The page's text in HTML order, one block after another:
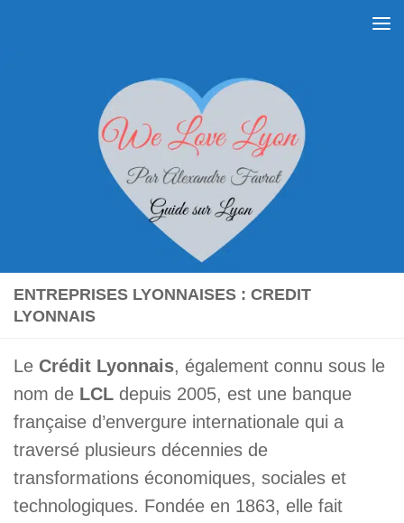
ENTREPRISES LYONNAISES : CREDIT
LYONNAIS
Le Crédit Lyonnais, également connu sous le
nom de LCL depuis 2005, est une banque
française d’envergure internationale qui a
traversé plusieurs décennies de
transformations économiques, sociales et
technologiques. Fondée en 1863, elle fait